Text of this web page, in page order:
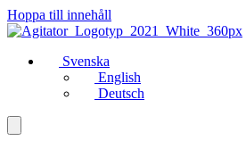
Hoppa till innehåll
Svenska
English
Deutsch